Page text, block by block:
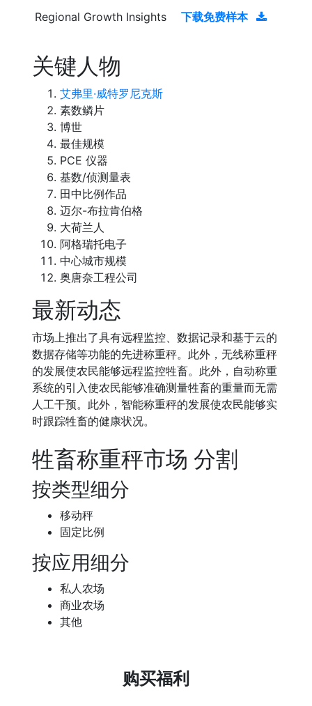
Regional Growth Insights 下载免费样本
关键人物
艾弗里·威特罗尼克斯
素数鳞片
博世
最佳规模
PCE 仪器
基数/侦测量表
田中比例作品
迈尔-布拉肯伯格
大荷兰人
阿格瑞托电子
中心城市规模
奥唐奈工程公司
最新动态
市场上推出了具有远程监控、数据记录和基于云的
数据存储等功能的先进称重秤。此外，无线称重秤
的发展使农民能够远程监控牲畜。此外，自动称重
系统的引入使农民能够准确测量牲畜的重量而无需
人工干预。此外，智能称重秤的发展使农民能够实
时跟踪牲畜的健康状况。
牲畜称重秤市场 分割
按类型细分
移动秤
固定比例
按应用细分
私人农场
商业农场
其他
购买福利